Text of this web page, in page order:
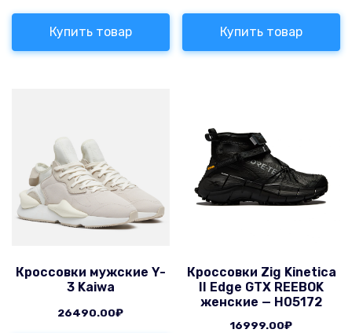
Купить товар Купить товар
Кроссовки мужские Y-
3 Kaiwa
26490.00₽
Кроссовки Zig Kinetica
II Edge GTX REEBOK
женские — H05172
16999.00₽